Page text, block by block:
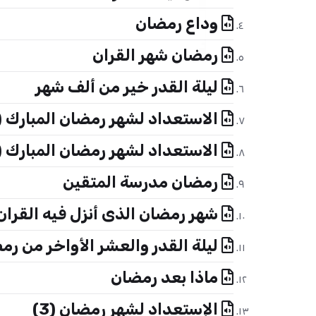
وداع رمضان
رمضان شهر القران
ليلة القدر خير من ألف شهر
الاستعداد لشهر رمضان المبارك
الاستعداد لشهر رمضان المبارك
رمضان مدرسة المتقين
شهر رمضان الذى أنزل فيه
ليلة القدر والعشر الأواخر من
ماذا بعد رمضان
الإستعداد لشهر رمضان (3)